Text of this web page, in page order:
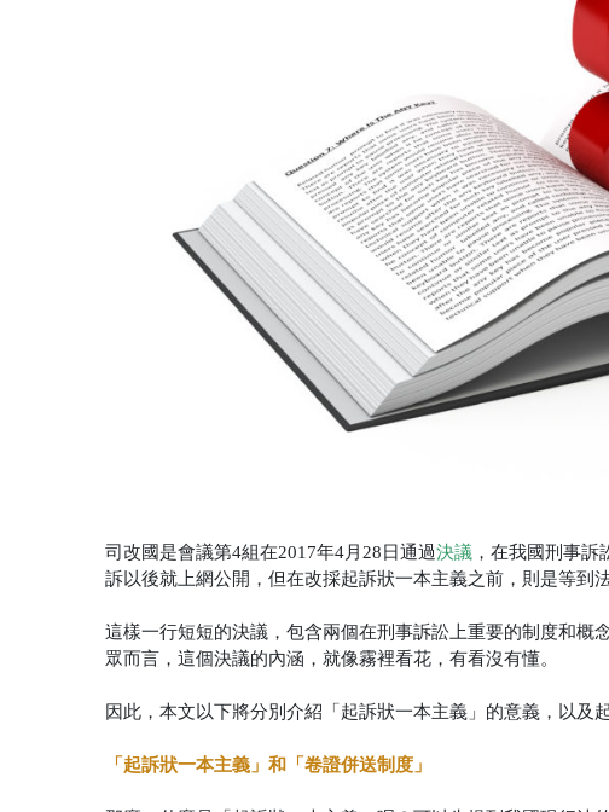
司改國是會議第4組在2017年4月28日通過決議 ，在我國刑事
訴以後就上網公開，但在改採起訴狀一本主義之前，則是等到
這樣一行短短的決議，包含兩個在刑事訴訟上重要的制度和
眾而言，這個決議的內涵，就像霧裡看花，有看沒有懂。
因此，本文以下將分別介紹「起訴狀一本主義」的意義，以及
「起訴狀一本主義」和「卷證併送制度」